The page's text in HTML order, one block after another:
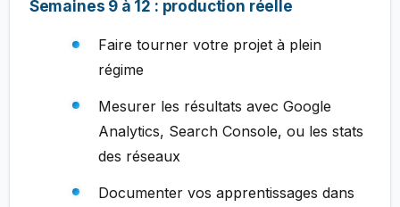
Semaines 9 à 12 : production réelle
Faire tourner votre projet à plein
régime
Mesurer les résultats avec Google
Analytics, Search Console, ou les stats
des réseaux
Documenter vos apprentissages dans